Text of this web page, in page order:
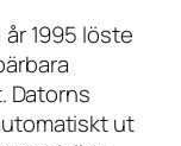
år 1995 löste
Datorns
ut